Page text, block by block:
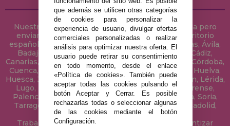
Nuestra tienda de puzzles está ubicada en Sevilla pero
enviamos tus puzzles a cualquier ciudad del territorio
español: Álava, Albacete, Alicante, Almería, Asturias, Ávila,
Badajoz, Baleares, Barcelona, Burgos, Cáceres, Cádiz,
Canarias, Cantabria, Castellón, Ceuta, Ciudad Real, Córdoba,
Cuenca, Gerona, Granada, Guadalajara, Guipúzcoa, Huelva,
Huesca, Jaén, La Coruña, La Rioja, Las Palmas, Leon, Lérida,
Lugo, Madrid, Málaga, Melilla, Murcia, Navarra, Orense,
Palencia, Pontevedra, Salamanca, Segovia, Sevilla, Soria,
Tarragona, Tenerife, Teruel, Toledo, Valencia, Valladolid,
Vizcaya, Zamora y Zaragoza.
Trabajamos con Stocks permanentes para garantizar
que además se utilicen otras categorías
de cookies para personalizar la
experiencia de usuario, divulgar ofertas
comerciales personalizadas o realizar
análisis para optimizar nuestra oferta. El
usuario puede retirar su consentimiento
en todo momento, desde el enlace
«Política de cookies». También puede
aceptar todas las cookies pulsando el
botón Aceptar y Cerrar. Es posible
rechazarlas todas o seleccionar algunas
de las cookies mediante el botón
Configuración.